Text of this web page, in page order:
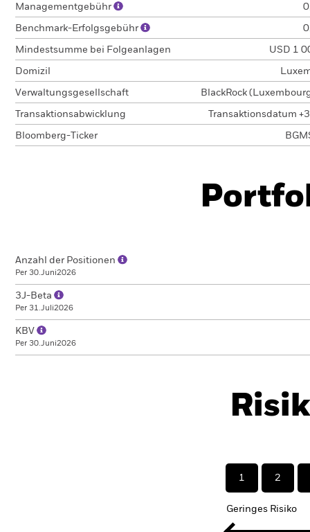
Managementgebühr
Benchmark-Erfolgsgebühr
Mindestsumme bei Folgeanlagen USD 1
Domizil
Verwaltungsgesellschaft BlackRock
Transaktionsabwicklung Transaktionsdatum
Bloomberg-Ticker
Anzahl der Positionen
Per 30.Juni2026
3J-Beta
Per 31.Juli2026
KBV
Per 30.Juni2026
1 2
Geringes Risiko